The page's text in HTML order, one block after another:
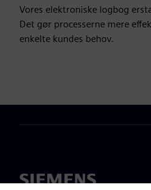
Vores elektroniske logbog
Det gør processerne mere
enkelte kundes behov.